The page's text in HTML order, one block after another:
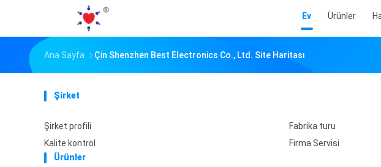
Ev Ürünler
Ana Sayfa Çin Shenzhen Best Electronics Co., Ltd. Site Haritası
Şirket
Şirket profili Fabrika turu
Kalite kontrol
Firma Servisi
Ürünler